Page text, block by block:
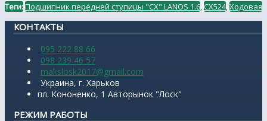
Теги:Подшипник передней ступицы "CX" LANOS 1.6 CX524 Ходовая
КОНТАКТЫ
095 222 88 66
098 239 46 57
makslosk2017@gmail.com
Украина, г. Харьков
пл. Кононенко, 1 Авторынок "Лоск"
РЕЖИМ РАБОТЫ